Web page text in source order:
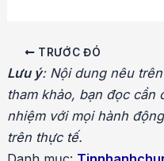
Điều
hướng
bài
viết
TRƯỚC ĐÓ
Lưu ý: Nội dung nêu
tham khảo, bạn đọc cần
nhiệm với mọi hành
trên thực tế.